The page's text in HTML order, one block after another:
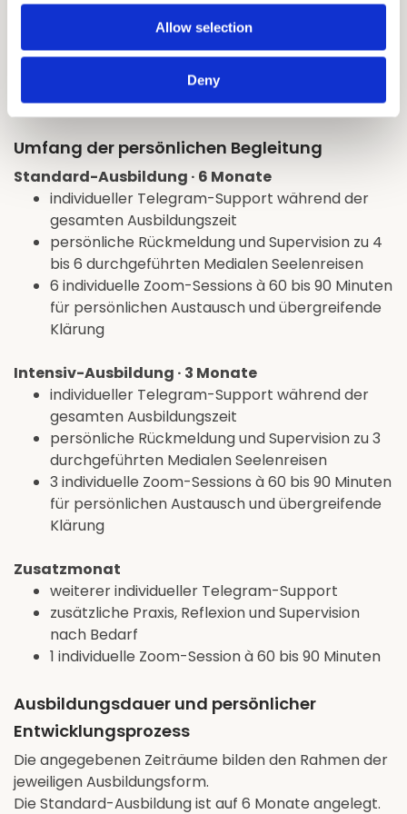
Allow selection
Deny
Auf diese Weise entsteht eine persönliche
Ausbildungsform, die kontinuierliche Unterstützung,
konkrete Supervision und regelmäßigen direkten
Austausch miteinander verbindet.
Umfang der persönlichen Begleitung
Standard-Ausbildung · 6 Monate
individueller Telegram-Support während der
gesamten Ausbildungszeit
persönliche Rückmeldung und Supervision zu 4
bis 6 durchgeführten Medialen Seelenreisen
6 individuelle Zoom-Sessions à 60 bis 90 Minuten
für persönlichen Austausch und übergreifende
Klärung
Intensiv-Ausbildung · 3 Monate
individueller Telegram-Support während der
gesamten Ausbildungszeit
persönliche Rückmeldung und Supervision zu 3
durchgeführten Medialen Seelenreisen
3 individuelle Zoom-Sessions à 60 bis 90 Minuten
für persönlichen Austausch und übergreifende
Klärung
Zusatzmonat
weiterer individueller Telegram-Support
zusätzliche Praxis, Reflexion und Supervision
nach Bedarf
1 individuelle Zoom-Session à 60 bis 90 Minuten
Ausbildungsdauer und persönlicher
Entwicklungsprozess
Die angegebenen Zeiträume bilden den Rahmen der
jeweiligen Ausbildungsform.
Die Standard-Ausbildung ist auf 6 Monate angelegt.